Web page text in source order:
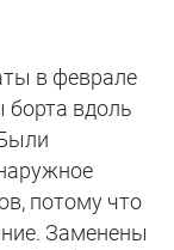
в феврале
борта вдоль
потому что
Заменены